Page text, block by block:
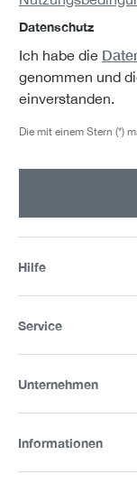
Datenschutz
Ich habe die
genommen und
einverstanden.
Die mit einem Stern (*)
Hilfe
Service
Unternehmen
Informationen